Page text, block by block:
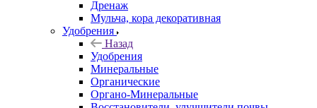
Дренаж
Мульча, кора декоративная
Удобрения
Назад
Удобрения
Минеральные
Органические
Органо-Минеральные